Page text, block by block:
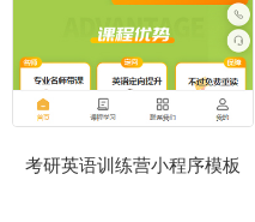
考研英语训练营小程序模板